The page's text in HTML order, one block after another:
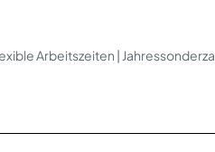
Arbeitszeiten |